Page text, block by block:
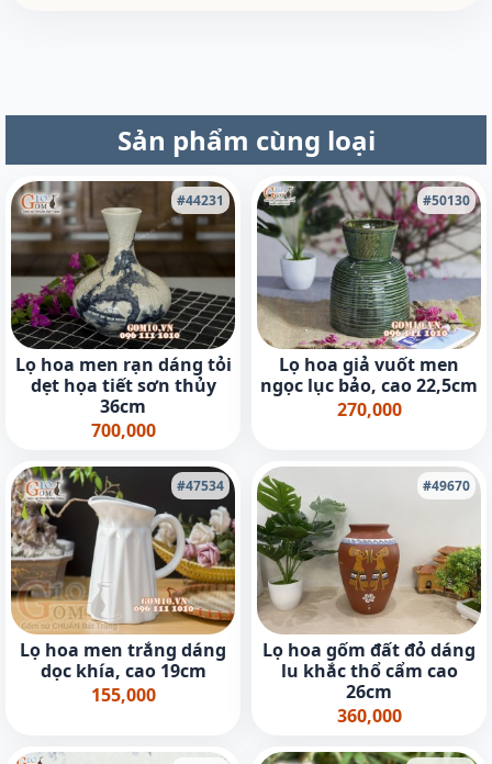
Sản phẩm cùng loại
#44231
Lọ hoa men rạn dáng tỏi
dẹt họa tiết sơn thủy
36cm
700,000
#50130
Lọ hoa giả vuốt men
ngọc lục bảo, cao 22,5cm
270,000
#47534
Lọ hoa men trắng dáng
dọc khía, cao 19cm
155,000
#49670
Lọ hoa gốm đất đỏ dáng
lu khắc thổ cẩm cao
26cm
360,000